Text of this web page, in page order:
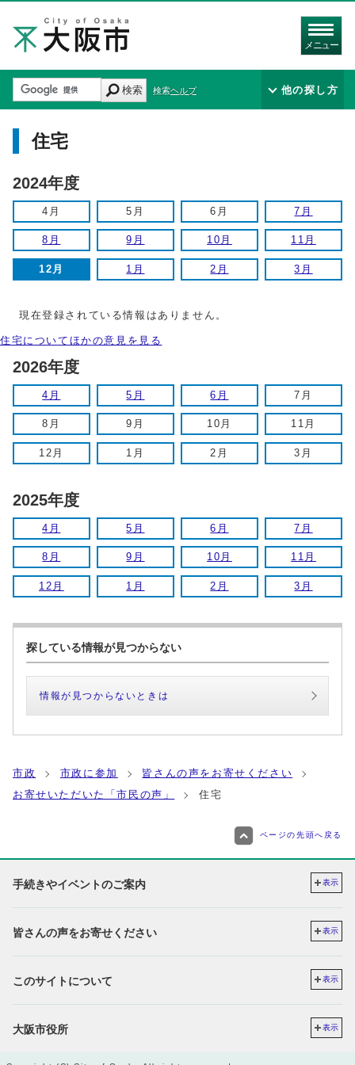
メニュー
検索 検索ヘルプ 他の探し方
住宅
2024年度
4月 5月 6月 7月
8月 9月 10月 11月
12月 1月 2月 3月
現在登録されている情報はありません。
住宅についてほかの意見を見る
2026年度
4月 5月 6月 7月
8月 9月 10月 11月
12月 1月 2月 3月
2025年度
4月 5月 6月 7月
8月 9月 10月 11月
12月 1月 2月 3月
探している情報が見つからない
情報が見つからないときは
市政 市政に参加
皆さんの声をお寄せください
お寄せいただいた「市民の声」
住宅
ページの先頭へ戻る
手続きやイベントのご案内 表示
皆さんの声をお寄せください 表示
このサイトについて 表示
大阪市役所 表示